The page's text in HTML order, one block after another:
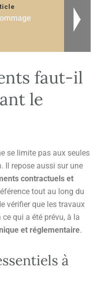
faut-il
le
se limite pas aux seules
Il repose aussi sur une
contractuels et
tout au long du
vérifier que les travaux
qui a été prévu, à la
et réglementaire.
à